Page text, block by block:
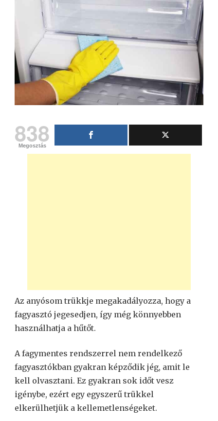
838
Megosztás
Az anyósom trükkje megakadályozza, hogy a
fagyasztó jegesedjen, így még könnyebben
használhatja a hűtőt.
A fagymentes rendszerrel nem rendelkező
fagyasztókban gyakran képződik jég, amit le
kell olvasztani. Ez gyakran sok időt vesz
igénybe, ezért egy egyszerű trükkel
elkerülhetjük a kellemetlenségeket.